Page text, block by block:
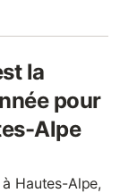
la
pour
Alpe
Hautes-Alpe,